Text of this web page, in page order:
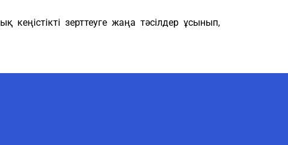
зерттеуге жаңа тәсілдер ұсынып,
Amanzholov University көмекшісі